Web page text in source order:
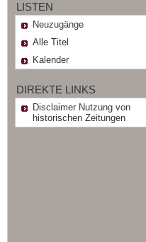
LISTEN
Neuzugänge
Alle Titel
Kalender
DIREKTE LINKS
Disclaimer Nutzung von
historischen Zeitungen